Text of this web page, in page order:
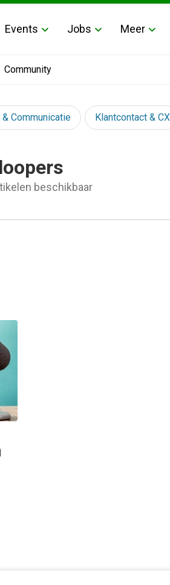
Events Jobs Meer
Community
Communicatie Klantcontact & CX
beschikbaar